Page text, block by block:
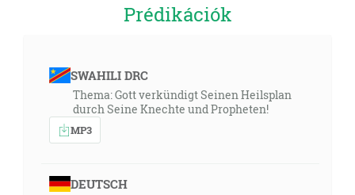
Prédikációk
SWAHILI DRC
Thema: Gott verkündigt Seinen Heilsplan
durch Seine Knechte und Propheten!
MP3
DEUTSCH